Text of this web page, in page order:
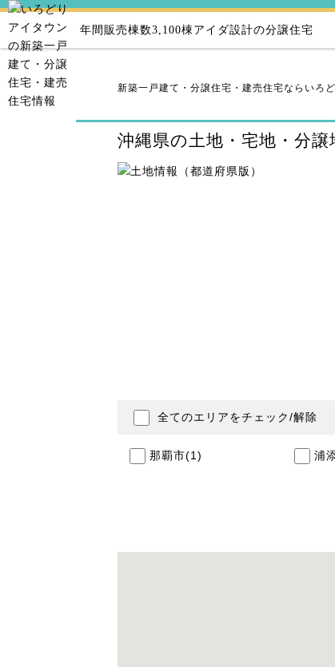
年間販売棟数3,100棟アイダ設計の分譲住宅
新築一戸建て・分譲住宅・建売住宅ならいろ
沖縄県の土地・宅地・分
全てのエリアをチェック/解除
那覇市(1) 浦